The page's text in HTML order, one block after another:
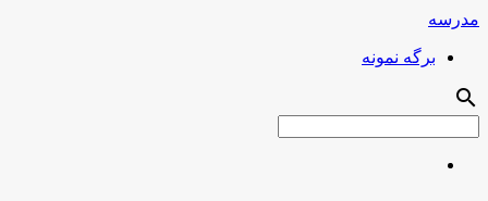
مدرسه
برگه نمونه
search